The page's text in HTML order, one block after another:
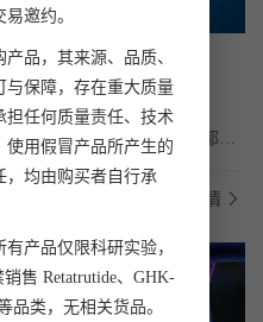
到90%以上吗？
是备受关注，很多客户都关
了解详情
邀约。
品，其来源、品质、
与保障，存在重大质量
担任何质量责任、技术
使用假冒产品所产生的
，均由购买者自行承
产品仅限科研实验，
售 Retatrutide、GHK-
品类，无相关货品。